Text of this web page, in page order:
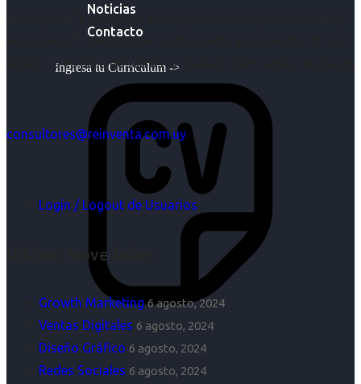
Noticias
Contacto
Ingresa tu Curriculum ->
Acompañar a empresas en su gestión de capital humano y
acompañar a personas en la búsqueda y encuentro de sus
objetivos es para nosotros un trabajo, pero antes un placer.
consultores@reinventa.com.uy
Login / Logout de Usuarios
Últimas Novedades
Growth Marketing 6 agosto, 2024
Ventas Digitales 6 agosto, 2024
Diseño Gráfico 6 agosto, 2024
Redes Sociales 6 agosto, 2024